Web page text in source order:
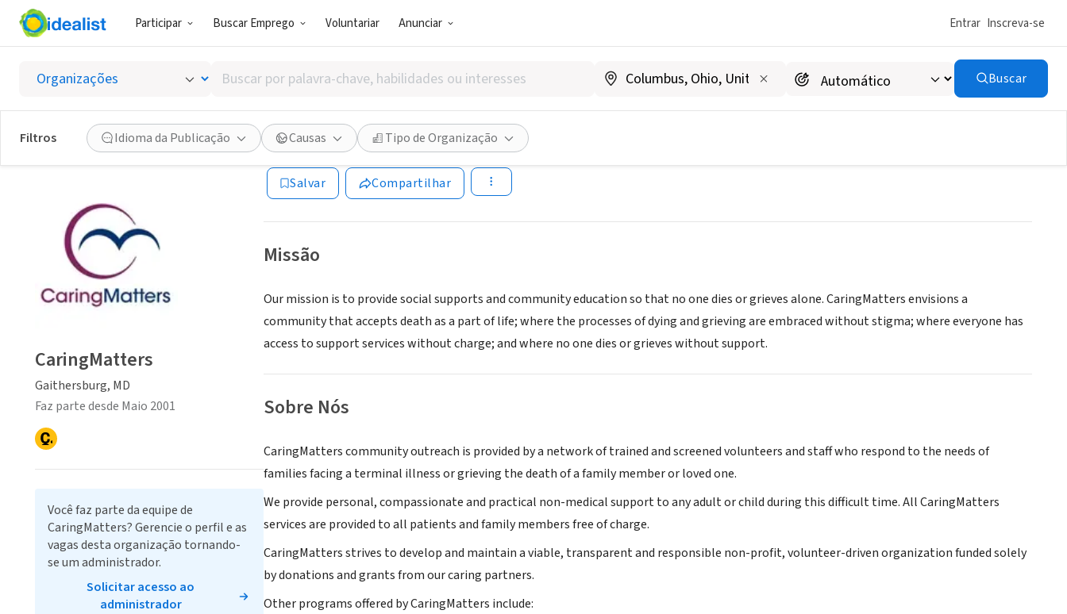
Participar Buscar Emprego Voluntariar Anunciar Entrar Inscreva-se
Buscar
por
palavra-
chave,
habilidades
ou
interesses
Buscar
Filtros Idioma da Publicação Causas Tipo de Organização
CaringMatters
Gaithersburg, MD www.caringmatters.org
Salvar Compartilhar
Missão
Our mission is to provide social supports and community education so that no one dies or grieves alone. CaringMatters envisions a
community that accepts death as a part of life; where the processes of dying and grieving are embraced without stigma; where everyone has
access to support services without charge; and where no one dies or grieves without support.
Sobre Nós
CaringMatters community outreach is provided by a network of trained and screened volunteers and staff who respond to the needs of
families facing a terminal illness or grieving the death of a family member or loved one.
We provide personal, compassionate and practical non-medical support to any adult or child during this difficult time. All CaringMatters
services are provided to all patients and family members free of charge.
CaringMatters strives to develop and maintain a viable, transparent and responsible non-profit, volunteer-driven organization funded solely
by donations and grants from our caring partners.
Other programs offered by CaringMatters include:
CaringMatters
Gaithersburg, MD
Faz parte desde Maio 2001
Você faz parte da equipe de
CaringMatters? Gerencie o perfil e as
vagas desta organização tornando-
se um administrador.
Solicitar acesso ao
administrador